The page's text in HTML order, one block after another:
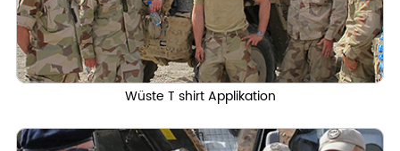
Wüste T shirt Applikation